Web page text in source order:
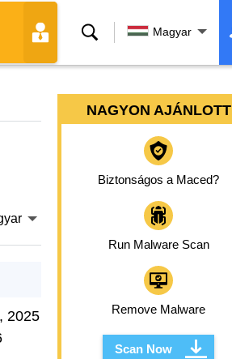
Keresés Magyar
2025
NAGYON AJÁNLOTT
Biztonságos a Maced?
Run Malware Scan
Remove Malware
Scan Now